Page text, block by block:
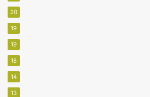
20
19
19
18
14
13